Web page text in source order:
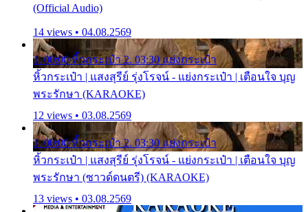
(Official Audio)
14 views • 04.08.2569
1. 00:00 หิ้วกระเป๋า 2. 03:30 แย่งกระเป๋า
หิ้วกระเป๋า | แสงสุรีย์ รุ่งโรจน์ - แย่งกระเป๋า | เตือนใจ บุญ
พระรักษา (KARAOKE)
12 views • 03.08.2569
1. 00:00 หิ้วกระเป๋า 2. 03:30 แย่งกระเป๋า
หิ้วกระเป๋า | แสงสุรีย์ รุ่งโรจน์ - แย่งกระเป๋า | เตือนใจ บุญ
พระรักษา (ซาวด์ดนตรี) (KARAOKE)
13 views • 03.08.2569